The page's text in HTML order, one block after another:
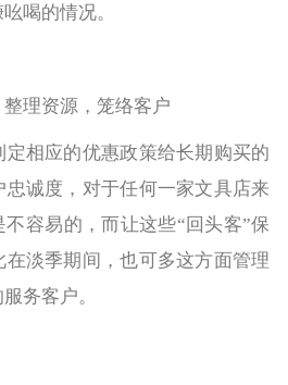
喝的情况。
理资源，笼络客户
相应的优惠政策给长期购买的
诚度，对于任何一家文具店来
容易的，而让这些“回头客”保
淡季期间，也可多这方面管理
务客户。